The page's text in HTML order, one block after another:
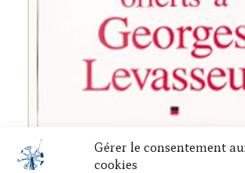
Gérer le consentement
cookies